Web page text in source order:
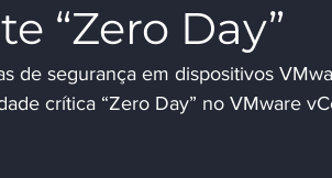
“Zero Day”
de segurança em dispositivos
crítica “Zero Day” no VMware